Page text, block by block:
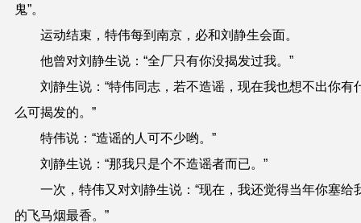
鬼”。
运动结束，特伟每到南京，必和刘静生会面。
他曾对刘静生说：“全厂只有你没揭发过我。”
刘静生说：“特伟同志，若不造谣，现在我也想不出你有
么可揭发的。”
特伟说：“造谣的人可不少哟。”
刘静生说：“那我只是个不造谣者而已。”
一次，特伟又对刘静生说：“现在，我还觉得当年你塞给
的飞马烟最香。”